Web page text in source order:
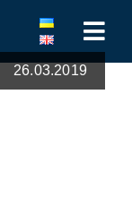
26.03.2019